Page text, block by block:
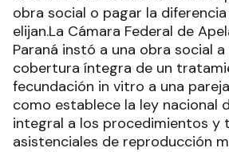
obra social o pagar la
elijan.La Cámara Federal de
Paraná instó a una obra social
cobertura íntegra de un
fecundación in vitro a una
como establece la ley nacional
integral a los procedimientos y
asistenciales de reproducción